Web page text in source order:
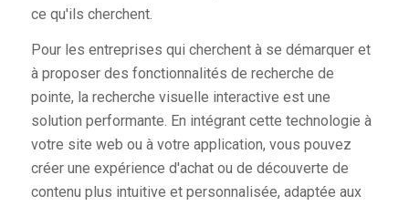
ce qu'ils cherchent.
Pour les entreprises qui cherchent à se démarquer et
à proposer des fonctionnalités de recherche de
pointe, la recherche visuelle interactive est une
solution performante. En intégrant cette technologie à
votre site web ou à votre application, vous pouvez
créer une expérience d'achat ou de découverte de
contenu plus intuitive et personnalisée, adaptée aux